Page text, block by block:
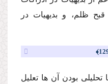
ظلم، و بدیهیات در
بودن آن ها تعلیل